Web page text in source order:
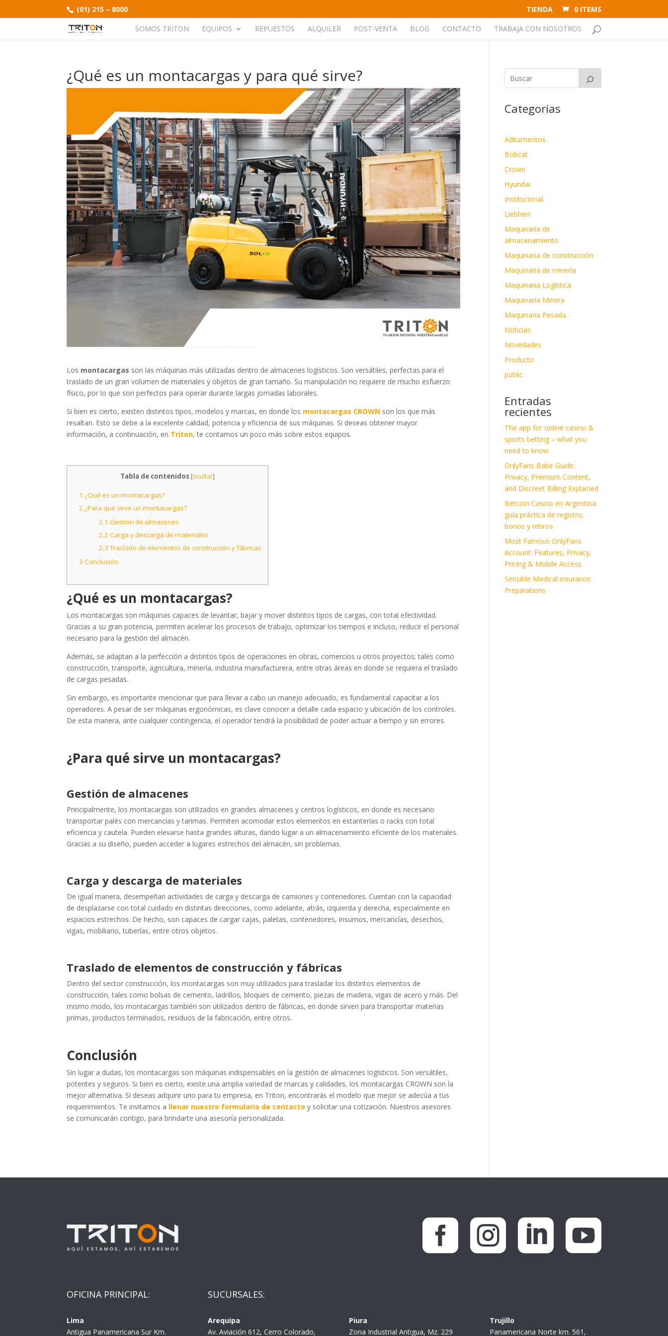
(01) 215 – 8000 TIENDA 0 ITEMS
SOMOS TRITON EQUIPOS REPUESTOS ALQUILER POST-VENTA BLOG CONTACTO TRABAJA CON NOSOTROS
¿Qué es un montacargas y para qué sirve?
Los montacargas son las máquinas más utilizadas dentro de almacenes logísticos. Son versátiles, perfectas para el
traslado de un gran volumen de materiales y objetos de gran tamaño. Su manipulación no requiere de mucho esfuerzo
físico, por lo que son perfectos para operar durante largas jornadas laborales.
Si bien es cierto, existen distintos tipos, modelos y marcas, en donde los montacargas CROWN son los que más
resaltan. Esto se debe a la excelente calidad, potencia y eficiencia de sus máquinas. Si deseas obtener mayor
información, a continuación, en Triton, te contamos un poco más sobre estos equipos.
Tabla de contenidos [ocultar]
1 ¿Qué es un montacargas?
2 ¿Para qué sirve un montacargas?
2.1 Gestión de almacenes
2.2 Carga y descarga de materiales
2.3Traslado de elementos de construcción y fábricas
3 Conclusión
¿Qué es un montacargas?
Los montacargas son máquinas capaces de levantar, bajar y mover distintos tipos de cargas, con total efectividad.
Gracias a su gran potencia, permiten acelerar los procesos de trabajo, optimizar los tiempos e incluso, reducir el personal
necesario para la gestión del almacén.
Además, se adaptan a la perfección a distintos tipos de operaciones en obras, comercios u otros proyectos; tales como
construcción, transporte, agricultura, minería, industria manufacturera, entre otras áreas en donde se requiera el traslado
de cargas pesadas.
Sin embargo, es importante mencionar que para llevar a cabo un manejo adecuado, es fundamental capacitar a los
operadores. A pesar de ser máquinas ergonómicas, es clave conocer a detalle cada espacio y ubicación de los controles.
De esta manera, ante cualquier contingencia, el operador tendrá la posibilidad de poder actuar a tiempo y sin errores.
¿Para qué sirve un montacargas?
Gestión de almacenes
Principalmente, los montacargas son utilizados en grandes almacenes y centros logísticos, en donde es necesario
transportar palés con mercancías y tarimas. Permiten acomodar estos elementos en estanterías o racks con total
eficiencia y cautela. Pueden elevarse hasta grandes alturas, dando lugar a un almacenamiento eficiente de los materiales.
Gracias a su diseño, pueden acceder a lugares estrechos del almacén, sin problemas.
Carga y descarga de materiales
De igual manera, desempeñan actividades de carga y descarga de camiones y contenedores. Cuentan con la capacidad
de desplazarse con total cuidado en distintas direcciones, como adelante, atrás, izquierda y derecha, especialmente en
espacios estrechos. De hecho, son capaces de cargar cajas, paletas, contenedores, insumos, mercancías, desechos,
vigas, mobiliario, tuberías, entre otros objetos.
Traslado de elementos de construcción y fábricas
Dentro del sector construcción, los montacargas son muy utilizados para trasladar los distintos elementos de
construcción, tales como bolsas de cemento, ladrillos, bloques de cemento, piezas de madera, vigas de acero y más. Del
mismo modo, los montacargas también son utilizados dentro de fábricas, en donde sirven para transportar materias
primas, productos terminados, residuos de la fabricación, entre otros.
Conclusión
Sin lugar a dudas, los montacargas son máquinas indispensables en la gestión de almacenes logísticos. Son versátiles,
potentes y seguros. Si bien es cierto, existe una amplia variedad de marcas y calidades, los montacargas CROWN son la
mejor alternativa. Si deseas adquirir uno para tu empresa, en Triton, encontrarás el modelo que mejor se adecúa a tus
requerimientos. Te invitamos a llenar nuestro formulario de contacto y solicitar una cotización. Nuestros asesores
se comunicarán contigo, para brindarte una asesoría personalizada.
Categorías
Aditamentos
Bobcat
Crown
Hyundai
Institucional
Liebherr
Maquinaria de
almacenamiento
Maquinaria de construcción
Maquinaria de minería
Maquinaria Logística
Maquinaria Minera
Maquinaria Pesada
Noticias
Novedades
Producto
public
Entradas
recientes
The app for online casino &
sports betting – what you
need to know
OnlyFans Babe Guide:
Privacy, Premium Content,
and Discreet Billing Explained
Betcoin Casino en Argentina:
guía práctica de registro,
bonos y retiros
Most Famous OnlyFans
Account: Features, Privacy,
Pricing & Mobile Access
Sensible Medical insurance
Preparations
   
OFICINA PRINCIPAL:
Lima
Antigua Panamericana Sur Km.
SUCURSALES:
Arequipa
Av. Aviación 612, Cerro Colorado,
Piura
Zona Industrial Antigua, Mz. 229
Trujillo
Panamericana Norte km. 561,